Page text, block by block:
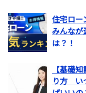
住宅ロ
みんなが
は？！
【基礎
り方 い